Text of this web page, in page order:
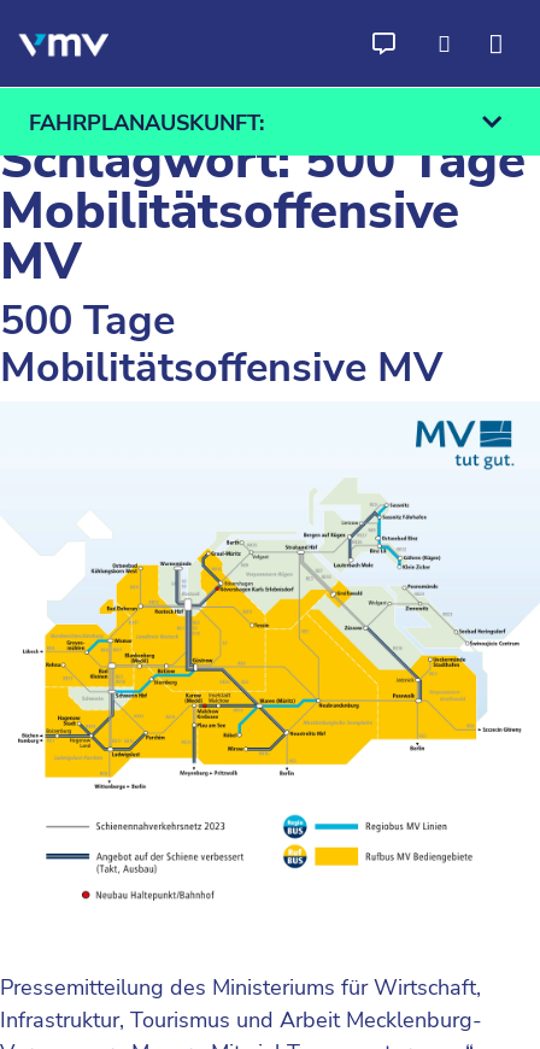
FAHRPLANAUSKUNFT:
Ab
Schlagwort:500 Tage
Mobilitätsoffensive
MV
500 Tage
Mobilitätsoffensive MV
Pressemitteilung des Ministeriums für Wirtschaft,
Infrastruktur, Tourismus und Arbeit Mecklenburg-